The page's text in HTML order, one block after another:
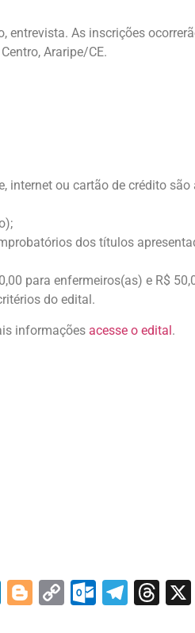
As inscrições
Araripe/CE.
internet ou cartão de crédito são
dos títulos
para enfermeiros(as) e R$
do edital.
informações acesse o edital.
LinkedIn
Blogger
Copy